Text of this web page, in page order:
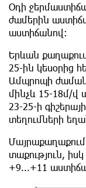
Օդի
ժամերին
աստիճանով։
Երևան
25-ին կեսօրից
Ամպրոպի
մինչև 15-18մ/վ
23-25-ի
տեղումների
Մայրաքաղաքում
տաքություն,
+9...+11